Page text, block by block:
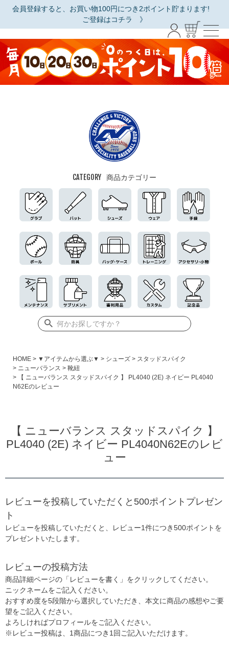
会員登録すると、お買い物100円につき2ポイント貯まります!
ご登録はコチラ 》
CATEGORY 商品カテゴリー
HOME ▼アイテムから選ぶ▼ シューズ
スタッドスパイク
ニューバランス
靴紐
【 ニューバランス スタッドスパイク 】 PL4040 (2E) ネイビー PL4040
N62Eのレビュー
【 ニューバランス スタッドスパイク 】
PL4040 (2E) ネイビー PL4040N62Eのレビ
ュー
レビューを投稿していただくと500ポイントプレゼン
ト
レビューを投稿していただくと、レビュー1件につき500ポイントを
プレゼントいたします。
レビューの投稿方法
商品詳細ページの「レビューを書く」をクリックしてください。
ニックネームをご記入ください。
おすすめ度を5段階から選択していただき、本文に商品の感想やご要
望をご記入ください。
よろしければプロフィールをご記入ください。
※レビュー投稿は、1商品につき1回ご記入いただけます。